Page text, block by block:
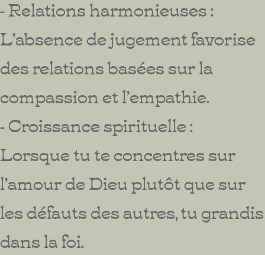
- Relations harmonieuses :
L’absence de jugement favorise
des relations basées sur la
compassion et l’empathie.
- Croissance spirituelle :
Lorsque tu te concentres sur
l’amour de Dieu plutôt que sur
les défauts des autres, tu grandis
dans la foi.